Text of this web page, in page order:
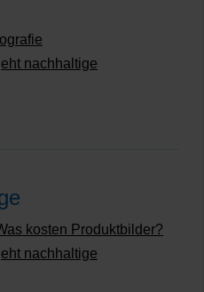
nachhaltige
kosten Produktbilder?
nachhaltige